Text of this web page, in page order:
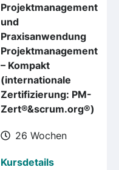
Projektmanagement
und
Praxisanwendung
Projektmanagement
– Kompakt
(internationale
Zertifizierung: PM-
Zert®&scrum.org®)
26 Wochen
Kursdetails